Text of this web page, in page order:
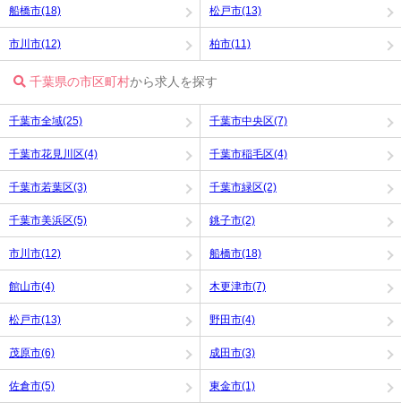
船橋市(18) 松戸市(13)
市川市(12) 柏市(11)
千葉県の市区町村から求人を探す
千葉市全域(25) 千葉市中央区(7)
千葉市花見川区(4) 千葉市稲毛区(4)
千葉市若葉区(3) 千葉市緑区(2)
千葉市美浜区(5) 銚子市(2)
市川市(12) 船橋市(18)
館山市(4) 木更津市(7)
松戸市(13) 野田市(4)
茂原市(6) 成田市(3)
佐倉市(5) 東金市(1)